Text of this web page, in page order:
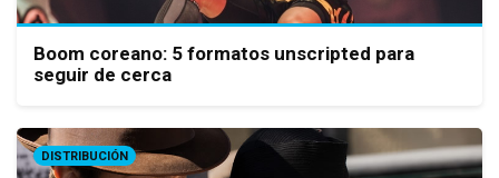
Boom coreano: 5 formatos unscripted para
seguir de cerca
DISTRIBUCIÓN